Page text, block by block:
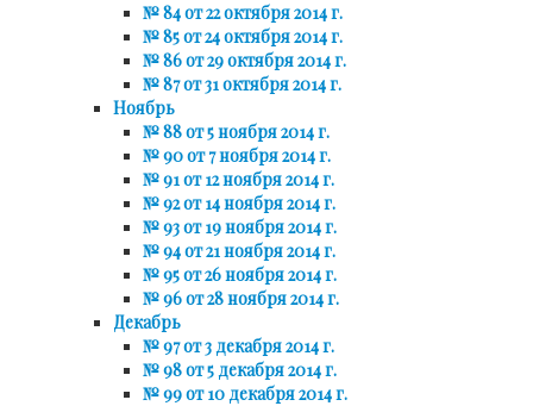
№ 84 от 22 октября 2014 г.
№ 85 от 24 октября 2014 г.
№ 86 от 29 октября 2014 г.
№ 87 от 31 октября 2014 г.
Ноябрь
№ 88 от 5 ноября 2014 г.
№ 90 от 7 ноября 2014 г.
№ 91 от 12 ноября 2014 г.
№ 92 от 14 ноября 2014 г.
№ 93 от 19 ноября 2014 г.
№ 94 от 21 ноября 2014 г.
№ 95 от 26 ноября 2014 г.
№ 96 от 28 ноября 2014 г.
Декабрь
№ 97 от 3 декабря 2014 г.
№ 98 от 5 декабря 2014 г.
№ 99 от 10 декабря 2014 г.